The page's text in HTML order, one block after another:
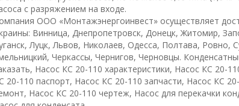
с разряжением на входе.
омпания ООО «Монтажэнергоинвест» осуществляет
Винница, Днепропетровск, Донецк, Житомир,
Луцк, Львов, Николаев, Одесса, Полтава, Ровно,
Черкассы, Чернигов, Черновцы.
Насос КС 20-110 характеристики, Насос КС 20-
20-110 паспорт, Насос КС 20-110 запчасти, Насос КС
Насос КС 20-110 чертеж, Насос для перекачки